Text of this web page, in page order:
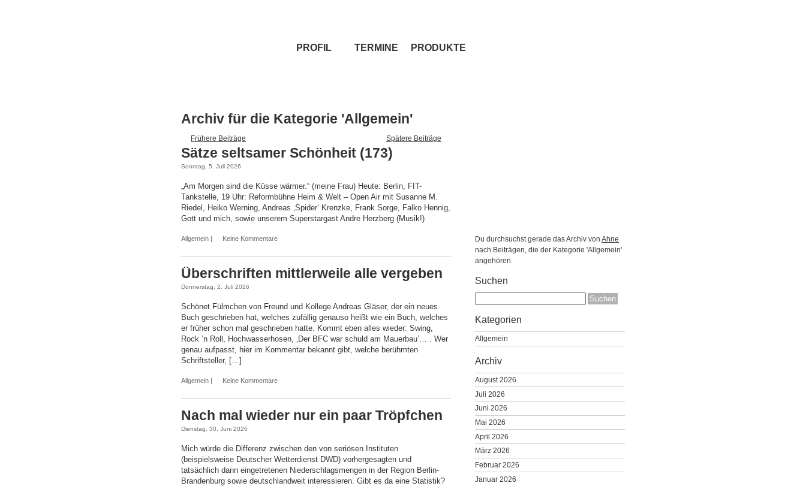
PROFIL TERMINE PRODUKTE
Archiv für die Kategorie 'Allgemein'
Frühere Beiträge Spätere Beiträge
Sätze seltsamer Schönheit (173)
Sonntag, 5. Juli 2026
„Am Morgen sind die Küsse wärmer.“ (meine Frau) Heute: Berlin, FIT-
Tankstelle, 19 Uhr: Reformbühne Heim & Welt – Open Air mit Susanne M.
Riedel, Heiko Werning, Andreas ‚Spider‘ Krenzke, Frank Sorge, Falko Hennig,
Gott und mich, sowie unserem Superstargast Andre Herzberg (Musik!)
Allgemein | Keine Kommentare
Überschriften mittlerweile alle vergeben
Donnerstag, 2. Juli 2026
Schönet Fülmchen von Freund und Kollege Andreas Gläser, der ein neues
Buch geschrieben hat, welches zufällig genauso heißt wie ein Buch, welches
er früher schon mal geschrieben hatte. Kommt eben alles wieder: Swing,
Rock ’n Roll, Hochwasserhosen, ‚Der BFC war schuld am Mauerbau’… . Wer
genau aufpasst, hier im Kommentar bekannt gibt, welche berühmten
Schriftsteller, […]
Allgemein | Keine Kommentare
Nach mal wieder nur ein paar Tröpfchen
Dienstag, 30. Juni 2026
Mich würde die Differenz zwischen den von seriösen Instituten
(beispielsweise Deutscher Wetterdienst DWD) vorhergesagten und
tatsächlich dann eingetretenen Niederschlagsmengen in der Region Berlin-
Brandenburg sowie deutschlandweit interessieren. Gibt es da eine Statistik?
Du durchsuchst gerade das Archiv von Ahne
nach Beiträgen, die der Kategorie 'Allgemein'
angehören.
Suchen
Kategorien
Allgemein
Archiv
August 2026
Juli 2026
Juni 2026
Mai 2026
April 2026
März 2026
Februar 2026
Januar 2026